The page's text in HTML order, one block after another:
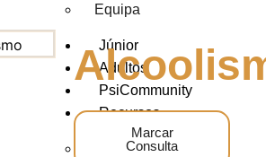
Equipa
Júnior
Adultos
PsiCommunity
Recursos
Marcar
Consulta